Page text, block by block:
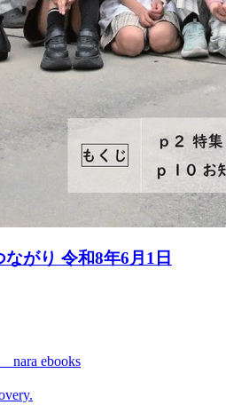
がり 令和8年6月1日